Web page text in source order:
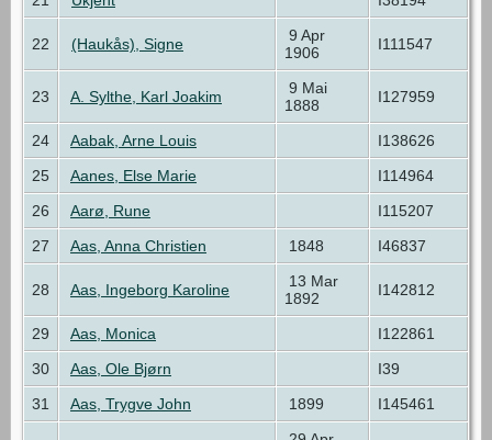
22 (Haukås), Signe
9 Apr
1906
I111547
23 A. Sylthe, Karl Joakim
9 Mai
1888
I127959
24 Aabak, Arne Louis
I138626
25
Aanes, Else Marie
I114964
26
Aarø, Rune
I115207
27
Aas, Anna Christien 1848 I46837
28 Aas, Ingeborg Karoline
13 Mar
1892
I142812
29 Aas, Monica
I122861
30
Aas, Ole Bjørn
I39
31
Aas, Trygve John 1899 I145461